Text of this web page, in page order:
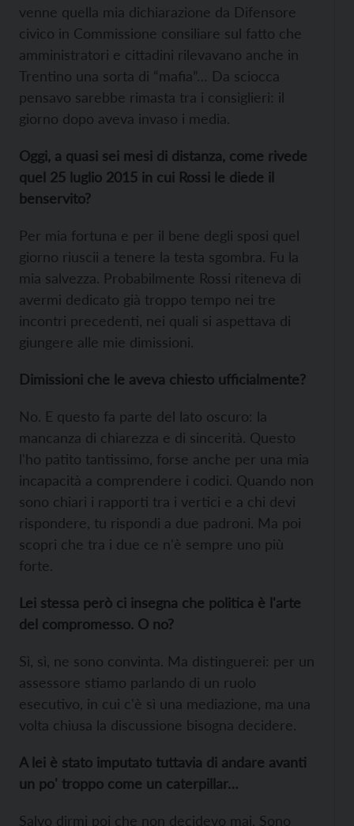
venne quella mia dichiarazione da Difensore
civico in Commissione consiliare sul fatto che
amministratori e cittadini rilevavano anche in
Trentino una sorta di “mafia”… Da sciocca
pensavo sarebbe rimasta tra i consiglieri: il
giorno dopo aveva invaso i media.
Oggi, a quasi sei mesi di distanza, come rivede
quel 25 luglio 2015 in cui Rossi le diede il
benservito?
Per mia fortuna e per il bene degli sposi quel
giorno riuscii a tenere la testa sgombra. Fu la
mia salvezza. Probabilmente Rossi riteneva di
avermi dedicato già troppo tempo nei tre
incontri precedenti, nei quali si aspettava di
giungere alle mie dimissioni.
Dimissioni che le aveva chiesto ufficialmente?
No. E questo fa parte del lato oscuro: la
mancanza di chiarezza e di sincerità. Questo
l'ho patito tantissimo, forse anche per una mia
incapacità a comprendere i codici. Quando non
sono chiari i rapporti tra i vertici e a chi devi
rispondere, tu rispondi a due padroni. Ma poi
scopri che tra i due ce n'è sempre uno più
forte.
Lei stessa però ci insegna che politica è l'arte
del compromesso. O no?
Sì, sì, ne sono convinta. Ma distinguerei: per un
assessore stiamo parlando di un ruolo
esecutivo, in cui c'è sì una mediazione, ma una
volta chiusa la discussione bisogna decidere.
A lei è stato imputato tuttavia di andare avanti
un po' troppo come un caterpillar…
Salvo dirmi poi che non decidevo mai. Sono